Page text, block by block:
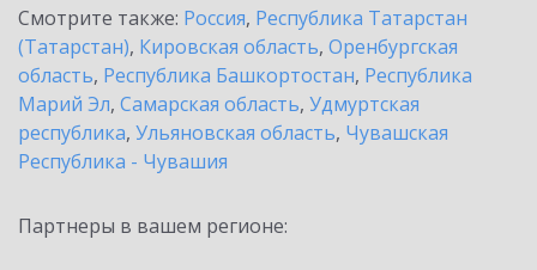
Смотрите также: Россия, Республика Татарстан
(Татарстан), Кировская область, Оренбургская
область, Республика Башкортостан, Республика
Марий Эл, Самарская область, Удмуртская
республика, Ульяновская область, Чувашская
Республика - Чувашия
Партнеры в вашем регионе: